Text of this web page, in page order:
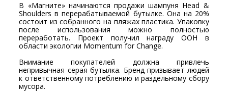
В «Магните» начинаются продажи шампуня Head &
Shoulders в перерабатываемой бутылке. Она на 20%
состоит из собранного на пляжах пластика. Упаковку
после использования можно полностью
переработать. Проект получил награду ООН в
области экологии Momentum for Change.
Внимание покупателей должна привлечь
непривычная серая бутылка. Бренд призывает людей
к ответственному потреблению и раздельному сбору
мусора.